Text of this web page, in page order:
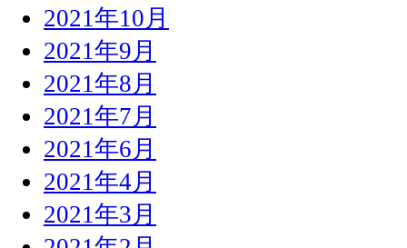
2021年10月
2021年9月
2021年8月
2021年7月
2021年6月
2021年4月
2021年3月